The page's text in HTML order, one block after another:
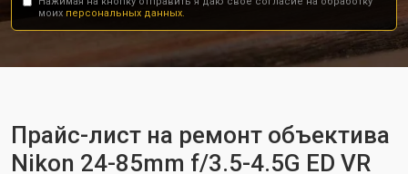
моих персональных данных.
Прайс-лист на ремонт объектива
Nikon 24-85mm f/3.5-4.5G ED VR